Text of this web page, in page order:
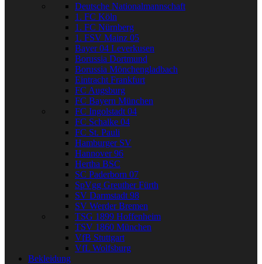
Deutsche Nationalmannschaft
1. FC Köln
1. FC Nürnberg
1. FSV Mainz 05
Bayer 04 Leverkusen
Borussia Dortmund
Borussia Mönchengladbach
Eintracht Frankfurt
FC Augsburg
FC Bayern München
FC Ingolstadt 04
FC Schalke 04
FC St. Pauli
Hamburger SV
Hannover 96
Hertha BSC
SC Paderborn 07
SpVgg Greuther Fürth
SV Darmstadt 98
SV Werder Bremen
TSG 1899 Hoffenheim
TSV 1860 München
VfB Stuttgart
VfL Wolfsburg
Bekleidung